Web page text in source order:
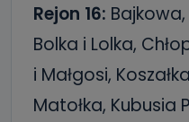
Rejon 16:
Bolka i Lolka,
i Małgosi,
Matołka, Kubusia